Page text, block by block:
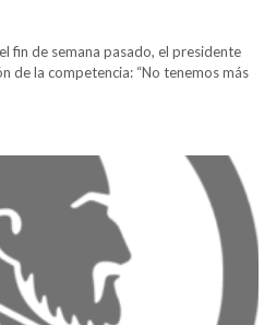
fin de semana pasado, el presidente
de la competencia: “No tenemos más